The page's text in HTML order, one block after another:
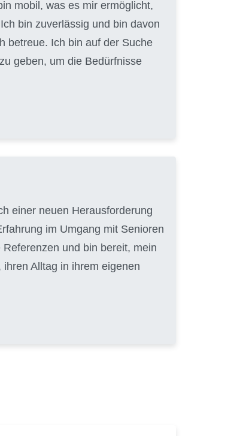
mobil, was es mir ermöglicht,
bin zuverlässig und bin davon
betreue. Ich bin auf der Suche
geben, um die Bedürfnisse
einer neuen Herausforderung
im Umgang mit Senioren
und bin bereit, mein
Alltag in ihrem eigenen